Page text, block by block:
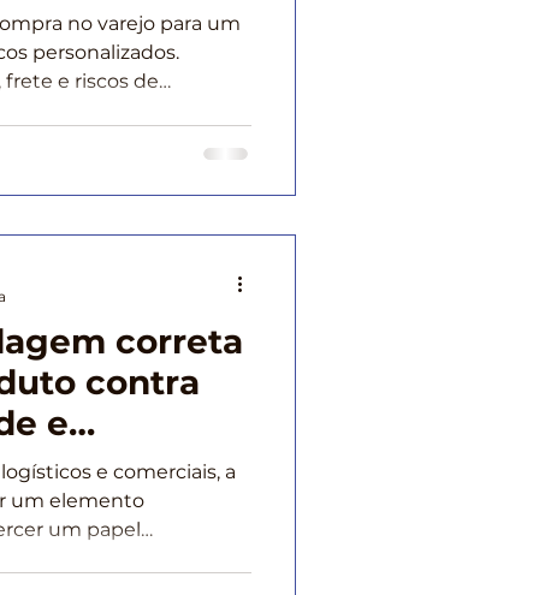
no varejo para um
personalizados.
e riscos de
correta
contra
e
e comerciais, a
um elemento
um papel